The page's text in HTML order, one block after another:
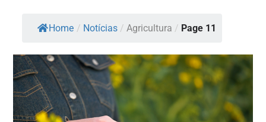
Home / Notícias / Agricultura / Page 11